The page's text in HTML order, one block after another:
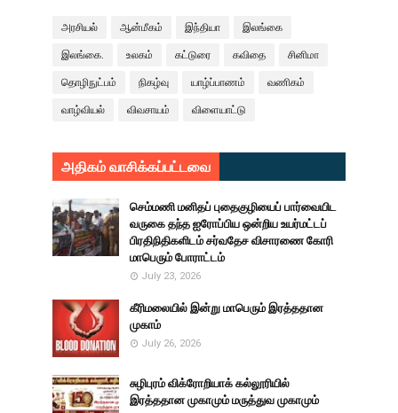
அரசியல் ஆன்மீகம் இந்தியா இலங்கை
இலங்கை. உலகம் கட்டுரை கவிதை சினிமா
தொழிநுட்பம் நிகழ்வு யாழ்ப்பாணம் வணிகம்
வாழ்வியல் விவசாயம் விளையாட்டு
அதிகம் வாசிக்கப்பட்டவை
செம்மணி மனிதப் புதைகுழியைப் பார்வையிட
வருகை தந்த ஐரோப்பிய ஒன்றிய உயர்மட்டப்
பிரதிநிதிகளிடம் சர்வதேச விசாரணை கோரி
மாபெரும் போராட்டம்
July 23, 2026
கீரிமலையில் இன்று மாபெரும் இரத்ததான
முகாம்
July 26, 2026
சுழிபுரம் விக்ரோறியாக் கல்லூரியில்
இரத்ததான முகாமும் மருத்துவ முகாமும்